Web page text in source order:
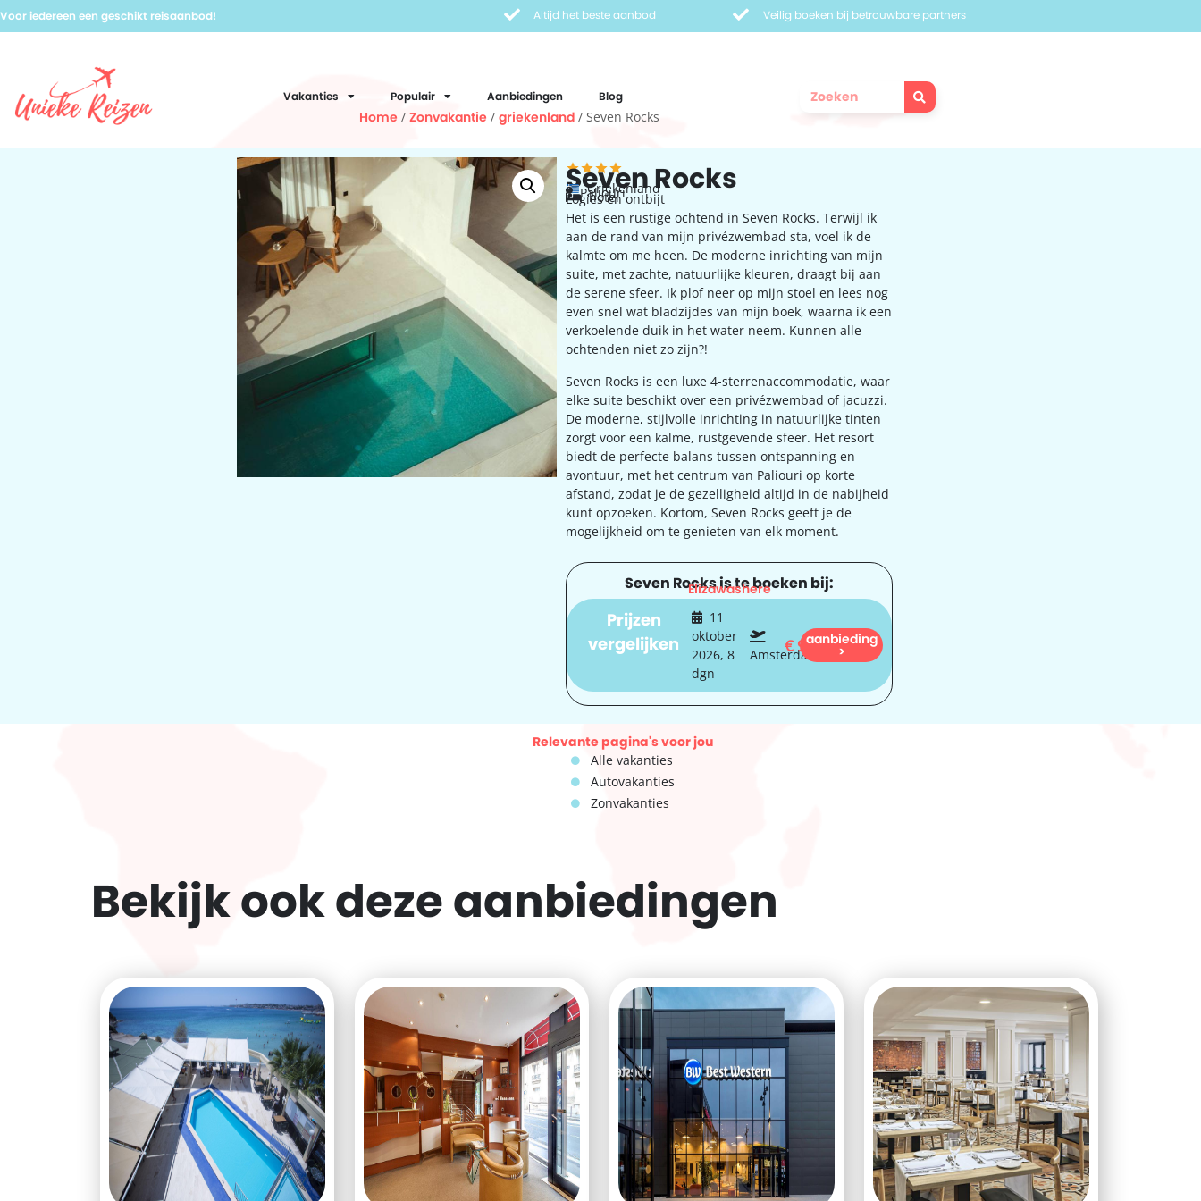
Voor iedereen een geschikt reisaanbod! Altijd het beste aanbod Veilig boeken bij betrouwbare partners
Vakanties Populair Aanbiedingen Blog
Home / Zonvakantie / griekenland / Seven Rocks
Seven Rocks
Griekenland
Paliouri
hotel
Logies en ontbijt
Het is een rustige ochtend in Seven Rocks. Terwijl ik
aan de rand van mijn privézwembad sta, voel ik de
kalmte om me heen. De moderne inrichting van mijn
suite, met zachte, natuurlijke kleuren, draagt bij aan
de serene sfeer. Ik plof neer op mijn stoel en lees nog
even snel wat bladzijdes van mijn boek, waarna ik een
verkoelende duik in het water neem. Kunnen alle
ochtenden niet zo zijn?!
Seven Rocks is een luxe 4-sterrenaccommodatie, waar
elke suite beschikt over een privézwembad of jacuzzi.
De moderne, stijlvolle inrichting in natuurlijke tinten
zorgt voor een kalme, rustgevende sfeer. Het resort
biedt de perfecte balans tussen ontspanning en
avontuur, met het centrum van Paliouri op korte
afstand, zodat je de gezelligheid altijd in de nabijheid
kunt opzoeken. Kortom, Seven Rocks geeft je de
mogelijkheid om te genieten van elk moment.
Seven Rocks is te boeken bij:
Elizawashere
Prijzen
vergelijken
11
oktober
2026, 8
dgn
Amsterdam
€ 935
aanbieding
>
Relevante pagina's voor jou
Alle vakanties
Autovakanties
Zonvakanties
Bekijk ook dezeaanbiedingen